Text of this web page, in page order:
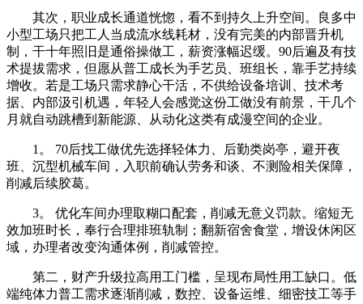
其次，职业成长通道恍惚，看不到持久上升空间。良多中
小型工场只把工人当成流水线耗材，没有完美的内部晋升机
制，干十年照旧是通俗操做工，薪资涨幅迟缓。90后遍及有技
术提拔需求，但愿从普工成长为手艺员、班组长，靠手艺持续
增收。若是工场只需求静心干活，不供给设备培训、技术考
据、内部汲引机遇，年轻人会感觉这份工做没有前景，干几个
月就自动跳槽到新能源、从动化这类有成漫空间的企业。
1。 70后找工做优先选择轻体力、后勤类岗亭，避开夜
班、沉型机械车间，入职前确认劳务和谈、不测险相关保障，
削减后续胶葛。
3。 优化车间办理取糊口配套，削减无意义罚款。缩短无
效加班时长，奉行合理排班轨制；翻新宿舍食堂，增设休闲区
域，办理者改变沟通体例，削减管控。
第二，财产升级拉高用工门槛，呈现布局性用工缺口。低
端纯体力普工需求逐渐削减，数控、设备运维、细密技工等手